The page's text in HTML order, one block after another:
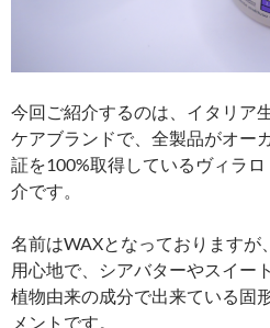
今回ご紹介するのは、イタリア
ケアブランドで、全製品がオー
証を100%取得しているヴィラ
介です。
名前はWAXとなっておりますが
用心地で、シアバターやスイー
植物由来の成分で出来ている固
メントです。